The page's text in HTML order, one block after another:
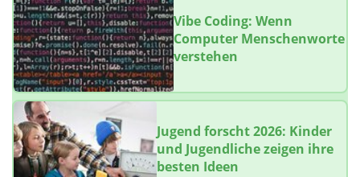
Vibe Coding: Wenn
Computer Menschenworte
verstehen
Jugend forscht 2026: Kinder
und Jugendliche zeigen ihre
besten Ideen